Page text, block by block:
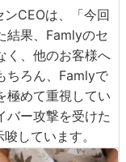
CEOは、「今回
結果、Famlyのセ
く、他のお客様へ
ちろん、Famlyで
極めて重視してい
バー攻撃を受けた
しています。